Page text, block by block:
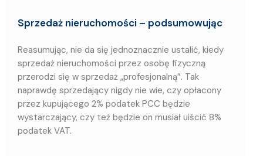
Sprzedaż nieruchomości – podsumowując
Reasumując, nie da się jednoznacznie ustalić, kiedy
sprzedaż nieruchomości przez osobę fizyczną
przerodzi się w sprzedaż „profesjonalną”. Tak
naprawdę sprzedający nigdy nie wie, czy opłacony
przez kupującego 2% podatek PCC będzie
wystarczający, czy też będzie on musiał uiścić 8%
podatek VAT.